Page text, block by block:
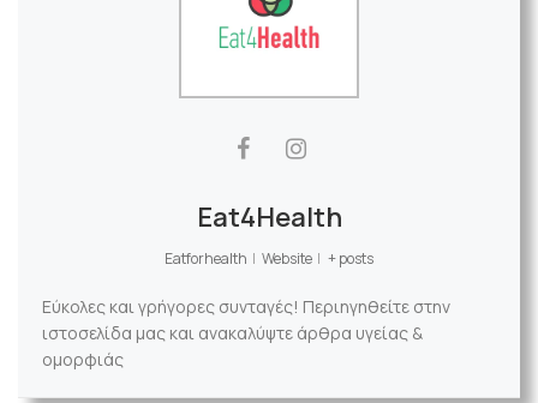
Eat4Health
Eatforhealth | Website | + posts
Εύκολες και γρήγορες συνταγές! Περιηγηθείτε στην
ιστοσελίδα μας και ανακαλύψτε άρθρα υγείας &
ομορφιάς